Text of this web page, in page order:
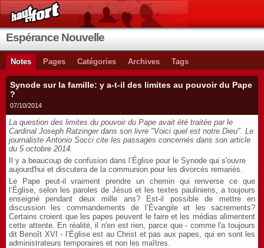
Espérance Nouvelle
Notes Pages Catégories Archives Tags
Synode sur la famille: y a-t-il des limites au pouvoir du Pape
?
07/10/2014
La question des limites du pouvoir du Pape avait été traitée par le
Cardinal Joseph Ratzinger dans son livre "Voici quel est notre Dieu". Le
journaliste Antonio Socci cite les passages concernés dans son article
du 5 octobre 2014.
Il y a beaucoup de confusion dans l’Église pour le Synode qui s'ouvre
aujourd'hui et discutera de la communion pour les divorcés remariés.
Le Pape peut-il vraiment prendre un chemin qui renverse ce que
l’Église, selon les paroles de Jésus et les textes pauliniens, a toujours
enseigné pendant deux mille ans? Est-il possible de mettre en
discussion les commandements de l’Évangile et les sacrements?
Certains croient que les papes peuvent le faire et les médias alimentent
cette attente. En réalité, il n'en est rien, parce que - comme l'a toujours
dit Benoît XVI - l’Église est au Christ et pas aux papes, qui en sont les
administrateurs temporaires et non les maîtres.